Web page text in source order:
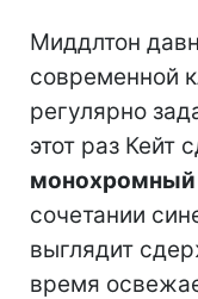
Миддлтон
современной
регулярно
этот раз Кейт
монохромный
сочетании
выглядит
время